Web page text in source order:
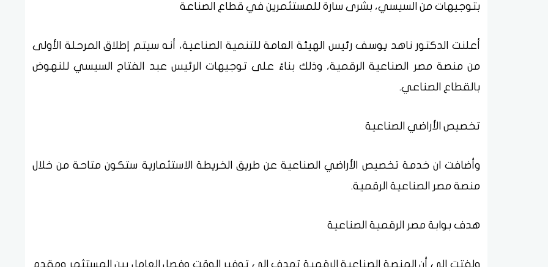
بتوجيهات من السيسي، بشرى سارة للمستثمرين في قطاع الصناعة
أعلنت الدكتور ناهد يوسف رئيس الهيئة العامة للتنمية الصناعية، أنه سيتم إطلاق المرحلة الأولى
من منصة مصر الصناعية الرقمية، وذلك بناءً على توجيهات الرئيس عبد الفتاح السيسي للنهوض
بالقطاع الصناعي.
تخصيص الأراضي الصناعية
وأضافت ان خدمة تخصيص الأراضي الصناعية عن طريق الخريطة الاستثمارية ستكون متاحة من خلال
منصة مصر الصناعية الرقمية.
هدف بوابة مصر الرقمية الصناعية
ولفتت إلى أن المنصة الصناعية الرقمية تهدف الي توفير الوقت وفصل العامل بين المستثمر ومقدم